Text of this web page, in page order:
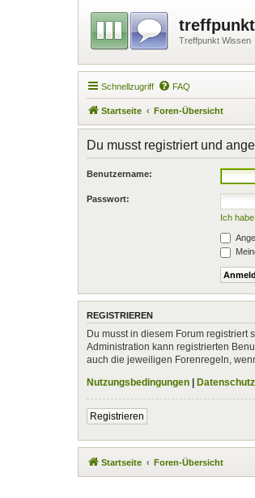
Treffpunkt Wissen
Schnellzugriff FAQ
Startseite Foren-Übersicht
Du musst registriert und
Benutzername:
Passwort:
Ich
REGISTRIEREN
Du musst in diesem Forum
Administration kann registrierten
auch die jeweiligen Forenregeln,
Nutzungsbedingungen
Registrieren
Startseite Foren-Übersicht